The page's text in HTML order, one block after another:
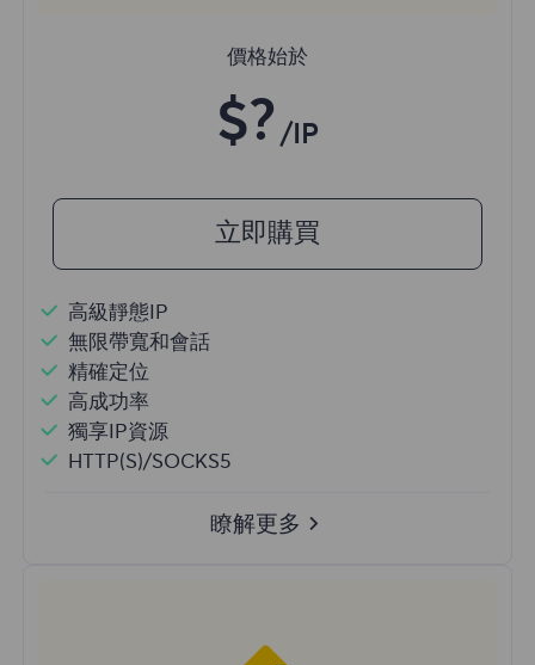
價格始於
$? /IP
立即購買
高級靜態IP
無限帶寬和會話
精確定位
高成功率
獨享IP資源
HTTP(S)/SOCKS5
瞭解更多